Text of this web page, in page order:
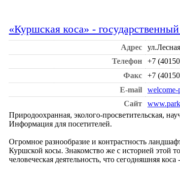
«Куршская коса» -
Адрес
Телефон
+7
Факс
+7
E-mail
welcome-
Сайт
Природоохранная, эколого-просветительская,
Информация для посетителей.
Огромное разнообразие и контрастность
Куршской косы. Знакомство же с историей этой
человеческая деятельность, что сегодняшняя